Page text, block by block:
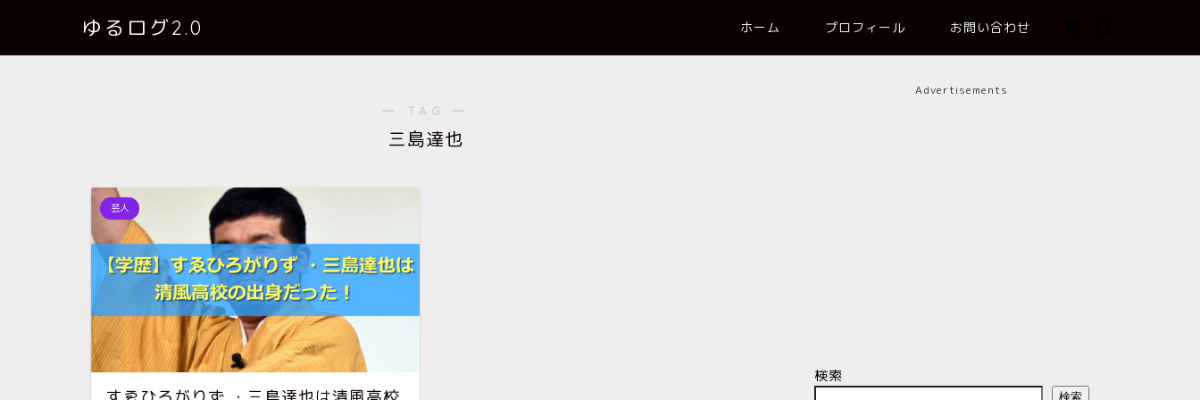
ゆるログ2.0 ホーム プロフィール お問い合わせ
― TAG ―
三島達也
芸人
Advertisements
検索
検索